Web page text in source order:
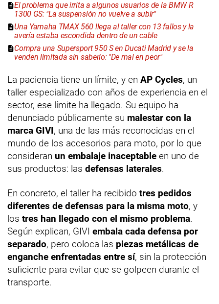
El problema que irrita a algunos usuarios de la BMW R
1300 GS: "La suspensión no vuelve a subir"
Una Yamaha TMAX 560 llega al taller con 13 fallos y la
avería estaba escondida dentro de un cable
Compra una Supersport 950 S en Ducati Madrid y se la
venden limitada sin saberlo: "De mal en peor"
La paciencia tiene un límite, y en AP Cycles, un
taller especializado con años de experiencia en el
sector, ese límite ha llegado. Su equipo ha
denunciado públicamente su malestar con la
marca GIVI, una de las más reconocidas en el
mundo de los accesorios para moto, por lo que
consideran un embalaje inaceptable en uno de
sus productos: las defensas laterales.
En concreto, el taller ha recibido tres pedidos
diferentes de defensas para la misma moto, y
los tres han llegado con el mismo problema.
Según explican, GIVI embala cada defensa por
separado, pero coloca las piezas metálicas de
enganche enfrentadas entre sí, sin la protección
suficiente para evitar que se golpeen durante el
transporte.